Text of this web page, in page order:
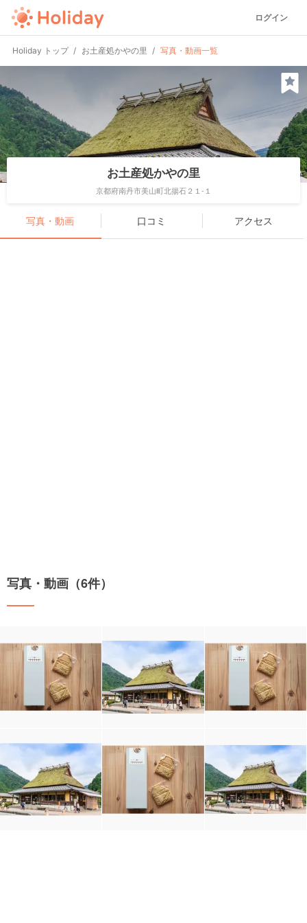
ログイン
Holiday トップ お土産処かやの里 写真・動画一覧
お土産処かやの里
京都府南丹市美山町北揚石２１-１
写真・動画 口コミ アクセス
写真・動画（6件）